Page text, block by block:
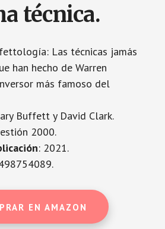
técnica.
Las técnicas jamás
han hecho de Warren
más famoso del
Buffett y David Clark.
2000.
: 2021.
EN AMAZON